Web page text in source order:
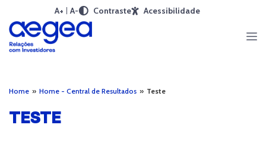
A+ A- Contraste Acessibilidade
Home » Home - Central de Resultados » Teste
TESTE